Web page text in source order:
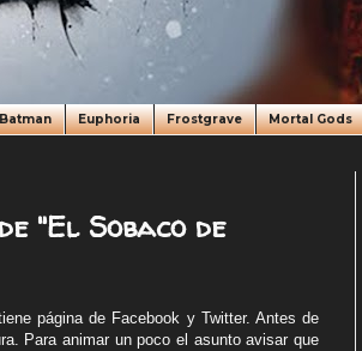
Batman Euphoria Frostgrave Mortal Gods
"El Sobaco de
página de Facebook y Twitter. Antes de
Para animar un poco el asunto avisar que